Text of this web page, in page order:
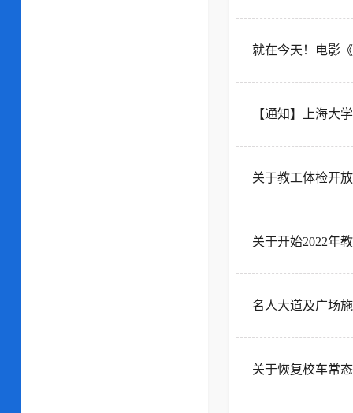
就在今天！电影
【通知】上海大
关于教工体检开
关于开始2022年
名人大道及广场
关于恢复校车常